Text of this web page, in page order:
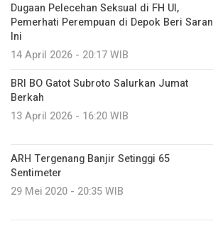
Dugaan Pelecehan Seksual di FH UI,
Pemerhati Perempuan di Depok Beri Saran
Ini
14 April 2026 - 20:17 WIB
BRI BO Gatot Subroto Salurkan Jumat
Berkah
13 April 2026 - 16:20 WIB
ARH Tergenang Banjir Setinggi 65
Sentimeter
29 Mei 2020 - 20:35 WIB